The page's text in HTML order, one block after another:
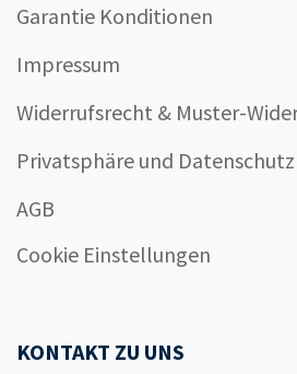
Garantie Konditionen
Impressum
Widerrufsrecht & Muster-
Privatsphäre und Datenschutz
AGB
Cookie Einstellungen
KONTAKT ZU UNS